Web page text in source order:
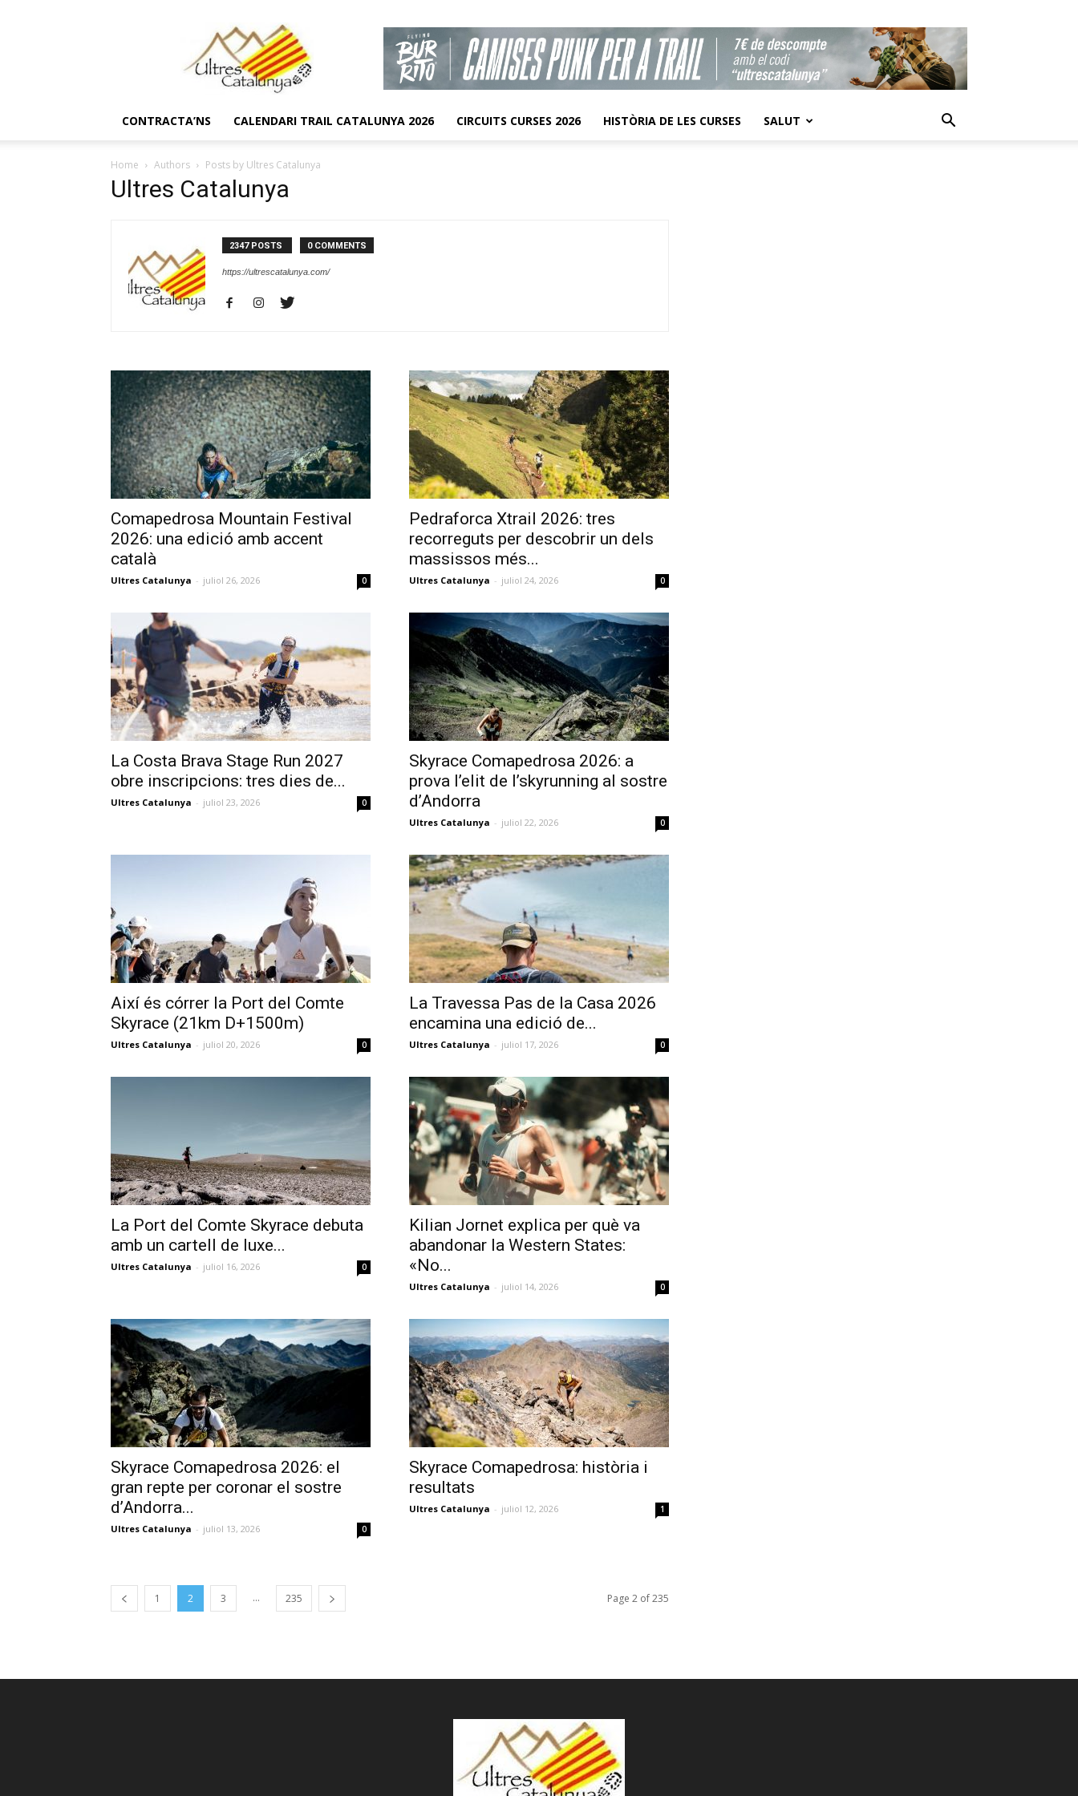
CONTRACTA’NS CALENDARI TRAIL CATALUNYA 2026 CIRCUITS CURSES 2026 HISTÒRIA DE LES CURSES SALUT
Home Authors Posts by Ultres Catalunya
Ultres Catalunya
2347 POSTS 0 COMMENTS
https://ultrescatalunya.com/
Comapedrosa Mountain Festival
2026: una edició amb accent
català
Ultres Catalunya - juliol 26, 2026 0
Pedraforca Xtrail 2026: tres
recorreguts per descobrir un dels
massissos més...
Ultres Catalunya - juliol 24, 2026 0
La Costa Brava Stage Run 2027
obre inscripcions: tres dies de...
Ultres Catalunya - juliol 23, 2026 0
Skyrace Comapedrosa 2026: a
prova l’elit de l’skyrunning al sostre
d’Andorra
Ultres Catalunya - juliol 22, 2026 0
Així és córrer la Port del Comte
Skyrace (21km D+1500m)
Ultres Catalunya - juliol 20, 2026 0
La Travessa Pas de la Casa 2026
encamina una edició de...
Ultres Catalunya - juliol 17, 2026 0
La Port del Comte Skyrace debuta
amb un cartell de luxe...
Ultres Catalunya - juliol 16, 2026 0
Kilian Jornet explica per què va
abandonar la Western States:
«No...
Ultres Catalunya - juliol 14, 2026 0
Skyrace Comapedrosa 2026: el
gran repte per coronar el sostre
d’Andorra...
Ultres Catalunya - juliol 13, 2026 0
Skyrace Comapedrosa: història i
resultats
Ultres Catalunya - juliol 12, 2026 1
1 2 3 ... 235 Page 2 of 235